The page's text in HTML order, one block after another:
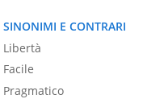
SINONIMI E CONTRARI
Libertà
Facile
Pragmatico